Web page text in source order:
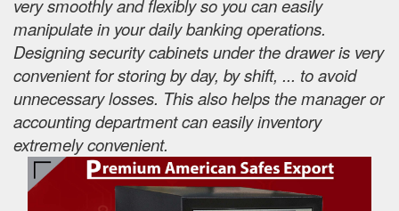
very smoothly and flexibly so you can easily
manipulate in your daily banking operations.
Designing security cabinets under the drawer is very
convenient for storing by day, by shift, ... to avoid
unnecessary losses. This also helps the manager or
accounting department can easily inventory
extremely convenient.